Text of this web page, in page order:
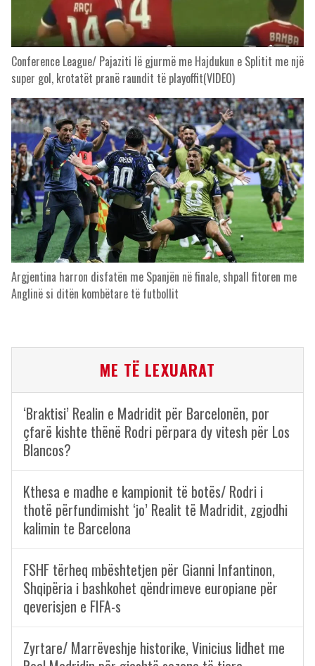
Conference League/ Pajaziti lë gjurmë me Hajdukun e Splitit me një
super gol, krotatët pranë raundit të playoffit(VIDEO)
Argjentina harron disfatën me Spanjën në finale, shpall fitoren me
Anglinë si ditën kombëtare të futbollit
ME TË LEXUARAT
‘Braktisi’ Realin e Madridit për Barcelonën, por
çfarë kishte thënë Rodri përpara dy vitesh për Los
Blancos?
Kthesa e madhe e kampionit të botës/ Rodri i
thotë përfundimisht ‘jo’ Realit të Madridit, zgjodhi
kalimin te Barcelona
FSHF tërheq mbështetjen për Gianni Infantinon,
Shqipëria i bashkohet qëndrimeve europiane për
qeverisjen e FIFA-s
Zyrtare/ Marrëveshje historike, Vinicius lidhet me